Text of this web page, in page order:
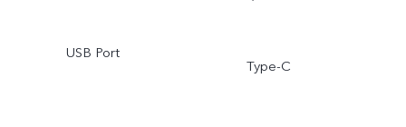
USB Port
Type-C